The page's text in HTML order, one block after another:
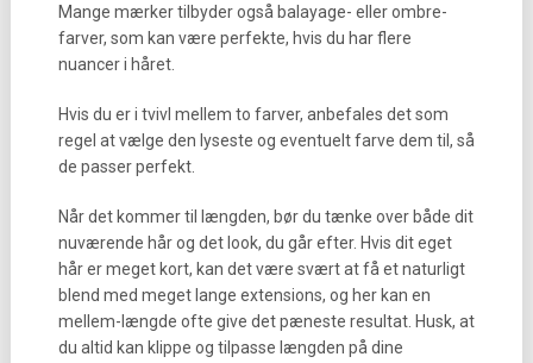
Mange mærker tilbyder også balayage- eller ombre-
farver, som kan være perfekte, hvis du har flere
nuancer i håret.
Hvis du er i tvivl mellem to farver, anbefales det som
regel at vælge den lyseste og eventuelt farve dem til, så
de passer perfekt.
Når det kommer til længden, bør du tænke over både dit
nuværende hår og det look, du går efter. Hvis dit eget
hår er meget kort, kan det være svært at få et naturligt
blend med meget lange extensions, og her kan en
mellem-længde ofte give det pæneste resultat. Husk, at
du altid kan klippe og tilpasse længden på dine